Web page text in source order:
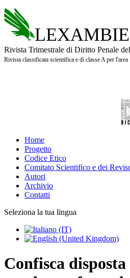
Rivista Trimestrale di Diritto Penale
Rivista classificata scientifica e di classe A per
Home
Progetto
Codice Etico
Comitato Scientifico e dei
Autori
Archivio
Contatti
Seleziona la tua lingua
Confisca